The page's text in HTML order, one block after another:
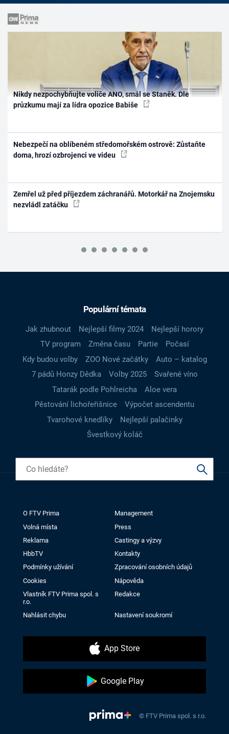
Nikdy nezpochybňujte voliče ANO, smál se Staněk. Dle
průzkumu mají za lídra opozice Babiše
Nebezpečí na oblíbeném středomořském ostrově: Zůstaňte
doma, hrozí ozbrojenci ve videu
Zemřel už před příjezdem záchranářů. Motorkář na Znojemsku
nezvládl zatáčku
Populární témata
Jak zhubnout Nejlepší filmy 2024
Nejlepší horory
TV program
Změna času Partie
Počasí
Kdy budou volby
ZOO Nové začátky
Auto – katalog
7 pádů Honzy Dědka
Volby 2025
Svařené víno
Tatarák podle Pohlreicha
Aloe vera
Pěstování lichořeřišnice
Výpočet ascendentu
Tvarohové knedlíky
Nejlepší palačinky
Švestkový koláč
O FTV Prima
Management
Volná místa
Press
Reklama
Castingy a výzvy
HbbTV
Kontakty
Podmínky užívání
Zpracování osobních údajů
Cookies
Nápověda
Vlastník FTV Prima spol. s
r.o.
Redakce
Nahlásit chybu Nastavení soukromí
App Store
Google Play
© FTV Prima spol. s r.o.